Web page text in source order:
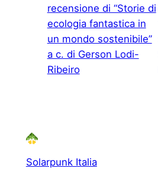
recensione di “Storie di
ecologia fantastica in
un mondo sostenibile”
a c. di Gerson Lodi-
Ribeiro
Solarpunk Italia